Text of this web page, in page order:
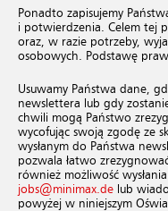
Ponadto zapisujemy
i potwierdzenia. Celem tej
oraz, w razie potrzeby,
osobowych. Podstawę
Usuwamy Państwa dane,
newslettera lub gdy
chwili mogą Państwo
wycofując swoją zgodę ze
wysłanym do Państwa
pozwala łatwo
również możliwość
jobs@minimax.de lub
powyżej w niniejszym